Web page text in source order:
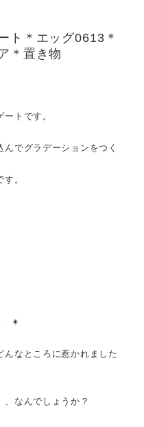
ト＊エッグ0613＊
＊置き物
トです。
でグラデーションをつく
。
✴︎
んなところに惹かれました
なんでしょうか？